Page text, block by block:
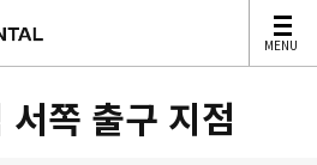
MENU
MENU
쪽 출구 지점